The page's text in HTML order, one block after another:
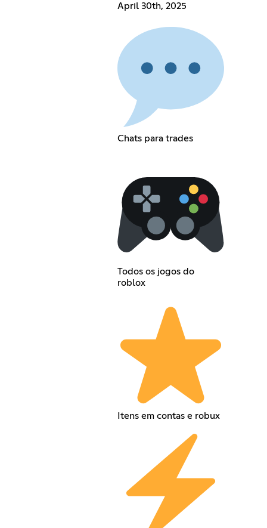
April 30th, 2025
Chats para trades
Todos os jogos do
roblox
Itens em contas e robux